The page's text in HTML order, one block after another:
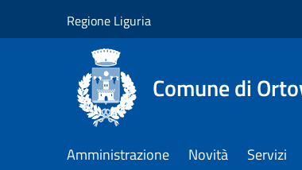
Regione Liguria
Comune di
Amministrazione Novità Servizi